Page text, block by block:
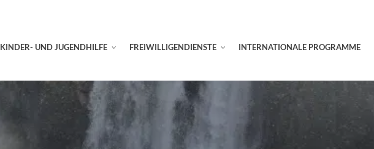
KINDER- UND JUGENDHILFE FREIWILLIGENDIENSTE INTERNATIONALE PROGRAMME